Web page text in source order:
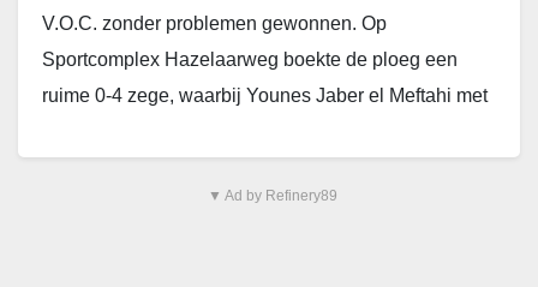
V.O.C. zonder problemen gewonnen. Op
Sportcomplex Hazelaarweg boekte de ploeg een
ruime 0-4 zege, waarbij Younes Jaber el Meftahi met
▼ Ad by Refinery89